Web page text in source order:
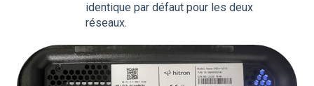
identique par défaut pour les deux
réseaux.